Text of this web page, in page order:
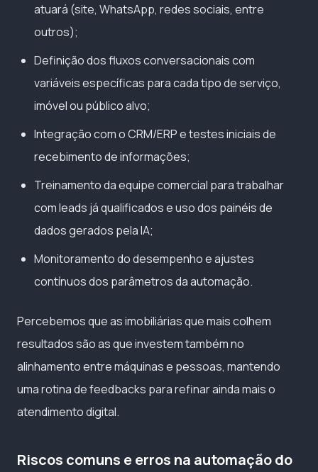
atuará (site, WhatsApp, redes sociais, entre
outros);
Definição dos fluxos conversacionais com
variáveis específicas para cada tipo de serviço,
imóvel ou público alvo;
Integração com o CRM/ERP e testes iniciais de
recebimento de informações;
Treinamento da equipe comercial para trabalhar
com leads já qualificados e uso dos painéis de
dados gerados pela IA;
Monitoramento do desempenho e ajustes
contínuos dos parâmetros da automação.
Percebemos que as imobiliárias que mais colhem
resultados são as que investem também no
alinhamento entre máquinas e pessoas, mantendo
uma rotina de feedbacks para refinar ainda mais o
atendimento digital.
Riscos comuns e erros na automação do